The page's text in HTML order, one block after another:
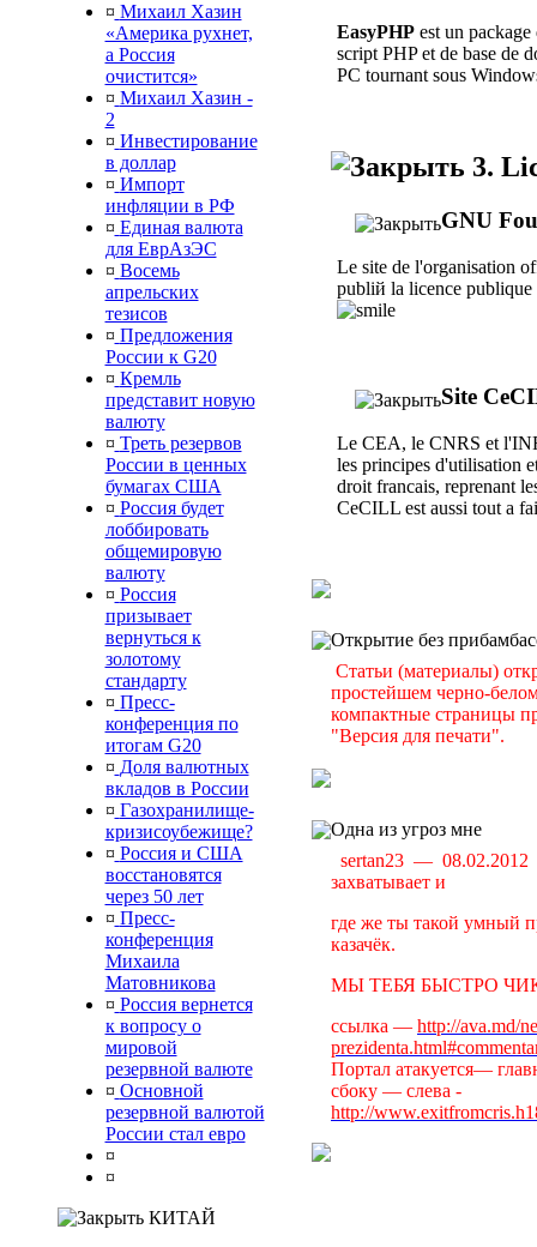
¤ Михаил Хазин
«Америка рухнет,
а Россия
очистится»
¤ Михаил Хазин -
2
¤ Инвестирование
в доллар
¤ Импорт
инфляции в РФ
¤ Единая валюта
для ЕврАзЭС
¤ Восемь
апрельских
тезисов
¤ Предложения
России к G20
¤ Кремль
представит новую
валюту
¤ Треть резервов
России в ценных
бумагах США
¤ Россия будет
лоббировать
общемировую
валюту
¤ Россия
призывает
вернуться к
золотому
стандарту
¤ Пресс-
конференция по
итогам G20
¤ Доля валютных
вкладов в России
¤ Газохранилище-
кризисоубежище?
¤ Россия и США
восстановятся
через 50 лет
¤ Пресс-
конференция
Михаила
Матовникова
¤ Россия вернется
к вопросу о
мировой
резервной валюте
¤ Основной
резервной валютой
России стал евро
¤
¤
КИТАЙ
EasyPHP est un
script PHP et de base de
PC tournant sous
3.
GNU
Le site de l'organisation
publiй la licence
Site
Le CEA, le CNRS et
les principes d'utilisation
droit francais, reprenant
CeCILL est aussi tout а
Открытие без
Статьи (материалы)
простейшем черно-
компактные страницы
"Версия для печати".
Одна из угроз мне
sertan23 —
захватывает и
где же ты такой умный
казачёк.
МЫ ТЕБЯ БЫСТРО
ссылка — http://ava.md/
Портал атакуется—
сбоку — слева -
http://